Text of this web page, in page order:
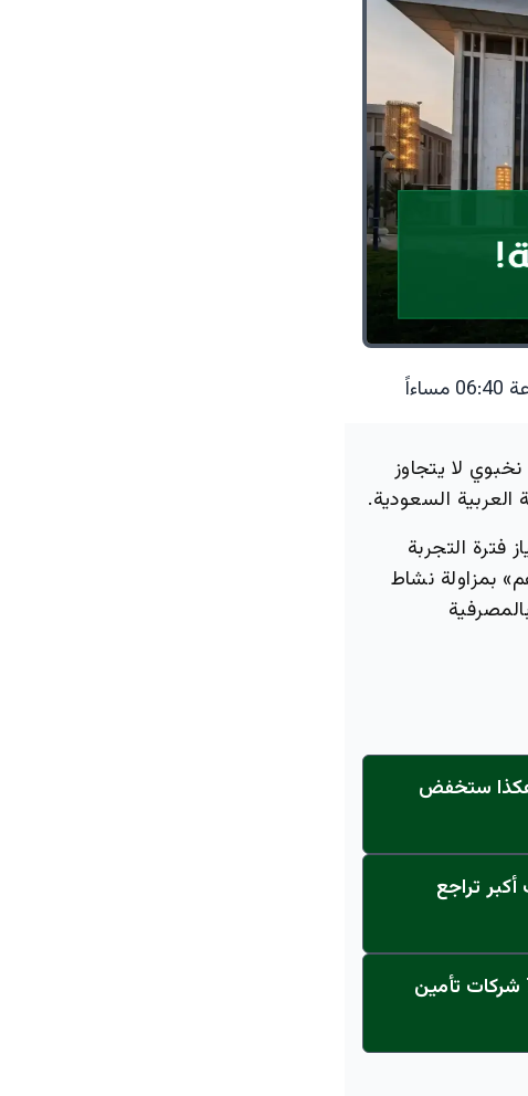
لا يتجاوز
السعودية.
فترة التجربة
بمزاولة نشاط
في 10 دقائق فقط… هكذا ستخفض
تراجع
عاجل: هيئة السوق المالية تدمر 15 مخالفاً بقرار قاطع… تلاعبوا بأسهم 7 شركات تأمين